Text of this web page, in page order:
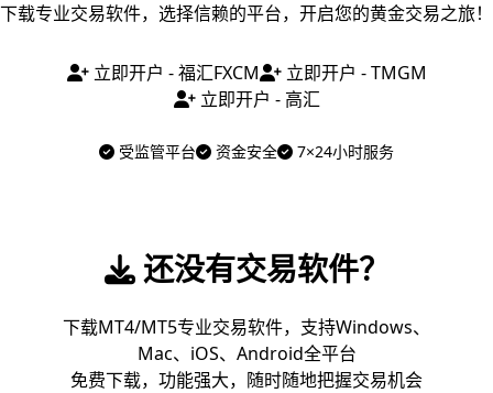
下载专业交易软件，选择信赖的平台，开启您的黄金交易之旅！
立即开户 - 福汇FXCM
立即开户 - TMGM
立即开户 - 高汇
受监管平台 资金安全 7×24小时服务
还没有交易软件？
下载MT4/MT5专业交易软件，支持Windows、
Mac、iOS、Android全平台
免费下载，功能强大，随时随地把握交易机会